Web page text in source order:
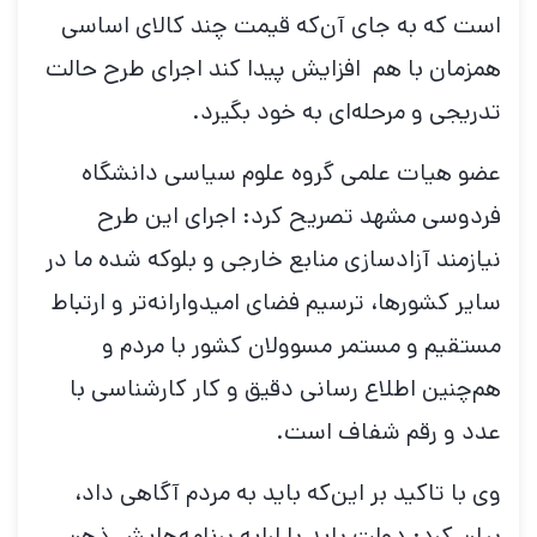
است که به جای آن‌که قیمت چند کالای اساسی
همزمان با هم افزایش پیدا کند اجرای طرح حالت
تدریجی و مرحله‌ای به خود بگیرد.
عضو هیات علمی گروه علوم سیاسی دانشگاه
فردوسی مشهد تصریح کرد: اجرای این طرح
نیازمند آزادسازی منابع خارجی و بلوکه شده ما در
سایر کشورها، ترسیم فضای امیدوارانه‌تر و ارتباط
مستقیم و مستمر مسوولان کشور با مردم و
هم‌چنین اطلاع رسانی دقیق و کار کارشناسی با
عدد و رقم شفاف است.
وی با تاکید بر این‌که باید به مردم آگاهی داد،